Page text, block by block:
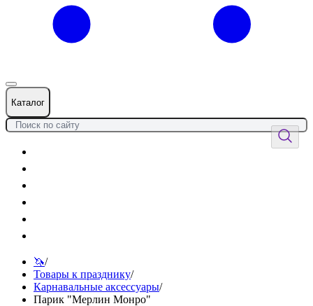
Каталог
🦄/
Товары к празднику/
Карнавальные аксессуары/
Парик "Мерлин Монро"